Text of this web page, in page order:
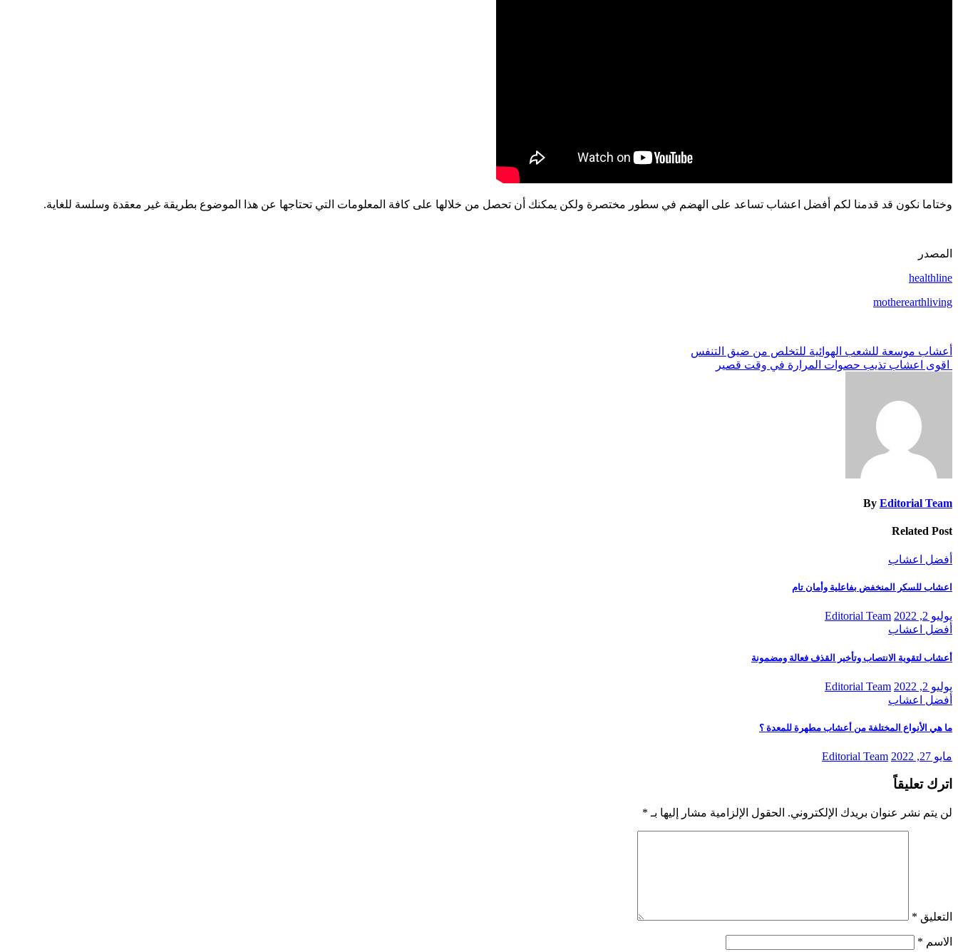
وختاما نكون قد قدمنا لكم أفضل اعشاب تساعد على الهضم في سطور مختصرة ولكن يمكنك أن تحصل من خلالها على كافة المعلومات التي تحتاجها عن هذا الموضوع بطريقة غير معقدة وسلسة للغاية.
المصدر
healthline
motherearthliving
تصفّح
المقالات
أعشاب موسعة للشعب الهوائية للتخلص من ضيق التنفس
اقوى اعشاب تذيب حصوات المرارة في وقت قصير
By Editorial Team
Related Post
أفضل اعشاب
اعشاب للسكر المنخفض بفاعلية وأمان تام
يوليو 2, 2022
Editorial Team
أفضل اعشاب
أعشاب لتقوية الانتصاب وتأخير القذف فعالة ومضمونة
يوليو 2, 2022
Editorial Team
أفضل اعشاب
ما هي الأنواع المختلفة من أعشاب مطهرة للمعدة ؟
مايو 27, 2022 Editorial Team
اترك تعليقاً
لن يتم نشر عنوان بريدك الإلكتروني. الحقول الإلزامية مشار إليها بـ *
التعليق *
الاسم *